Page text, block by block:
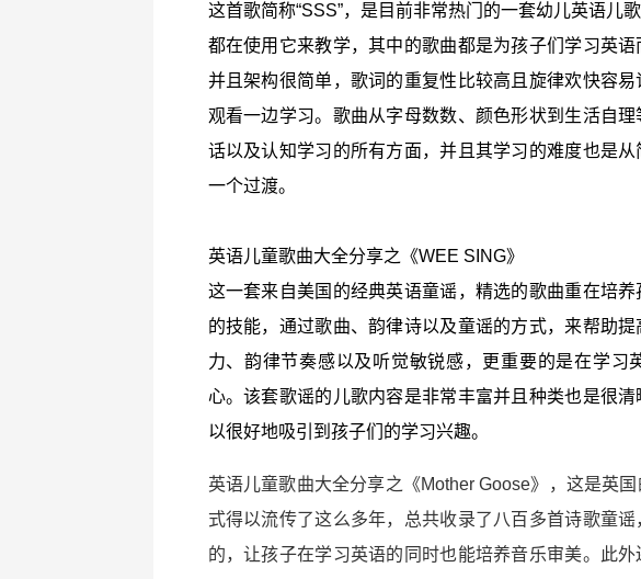
这首歌简称“SSS”，是目前非常热门的一套幼儿英语儿
都在使用它来教学，其中的歌曲都是为孩子们学习英
并且架构很简单，歌词的重复性比较高且旋律欢快容
观看一边学习。歌曲从字母数数、颜色形状到生活自
话以及认知学习的所有方面，并且其学习的难度也是
一个过渡。
英语儿童歌曲大全分享之《WEE SING》
这一套来自美国的经典英语童谣，精选的歌曲重在培
的技能，通过歌曲、韵律诗以及童谣的方式，来帮助
力、韵律节奏感以及听觉敏锐感，更重要的是在学习
心。该套歌谣的儿歌内容是非常丰富并且种类也是很
以很好地吸引到孩子们的学习兴趣。
英语儿童歌曲大全分享之《Mother Goose》，这是英
式得以流传了这么多年，总共收录了八百多首诗歌童
的，让孩子在学习英语的同时也能培养音乐审美。此